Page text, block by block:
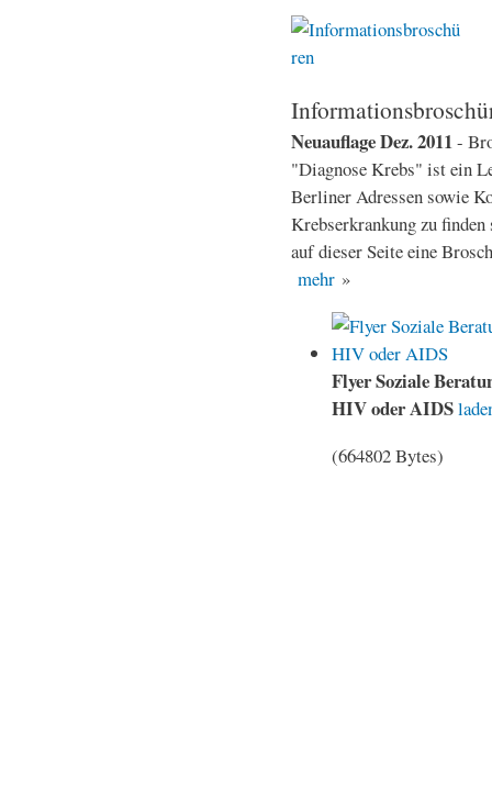
Neuauflage Dez. 2011-
"Diagnose Krebs" ist ein
Berliner Adressen sowie
Krebserkrankung zu
auf dieser Seite eine
mehr »
Flyer Soziale
HIV oder AIDS
(664802 Bytes)